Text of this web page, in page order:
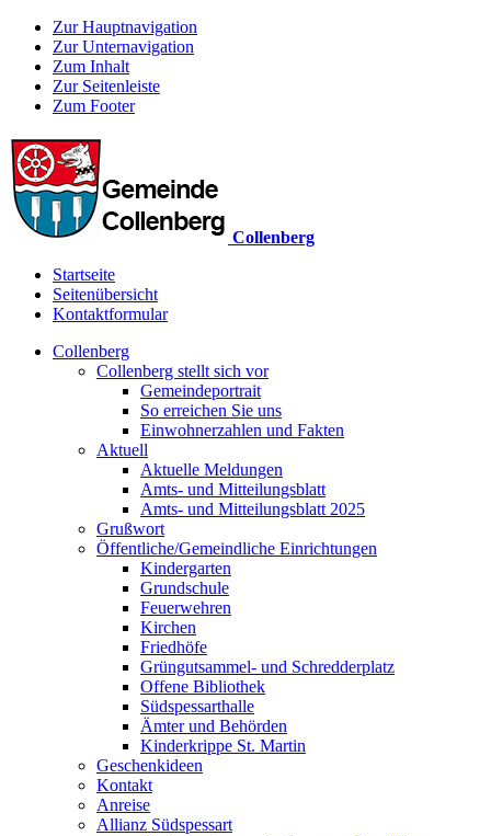
Zur Hauptnavigation
Zur Unternavigation
Zum Inhalt
Zur Seitenleiste
Zum Footer
Collenberg
Startseite
Seitenübersicht
Kontaktformular
Collenberg
Collenberg stellt sich vor
Gemeindeportrait
So erreichen Sie uns
Einwohnerzahlen und Fakten
Aktuell
Aktuelle Meldungen
Amts- und Mitteilungsblatt
Amts- und Mitteilungsblatt 2025
Grußwort
Öffentliche/Gemeindliche Einrichtungen
Kindergarten
Grundschule
Feuerwehren
Kirchen
Friedhöfe
Grüngutsammel- und Schredderplatz
Offene Bibliothek
Südspessarthalle
Ämter und Behörden
Kinderkrippe St. Martin
Geschenkideen
Kontakt
Anreise
Allianz Südspessart